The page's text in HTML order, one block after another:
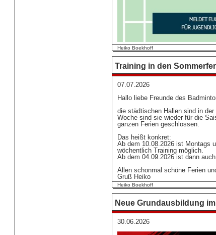
Heiko Boekhoff
Training in den
07.07.2026
Hallo liebe Freunde des
die städtischen Hallen sind in
Woche sind sie wieder für die
ganzen Ferien geschlossen.
Das heißt konkret:
Ab dem 10.08.2026 ist Montags
wöchentlich Training möglich.
Ab dem 04.09.2026 ist dann
Allen schonmal schöne Ferien
Gruß Heiko
Heiko Boekhoff
Neue Grundausbildung
30.06.2026